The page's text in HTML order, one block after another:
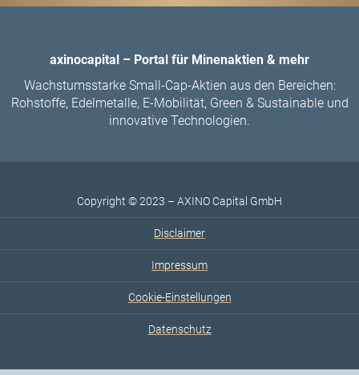
axinocapital – Portal für Minenaktien & mehr
Wachstumsstarke Small-Cap-Aktien aus den Bereichen:
Rohstoffe, Edelmetalle, E-Mobilität, Green & Sustainable und
innovative Technologien.
Copyright © 2023 – AXINO Capital GmbH
Disclaimer
Impressum
Cookie-Einstellungen
Datenschutz